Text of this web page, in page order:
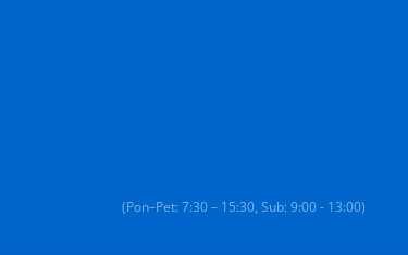
(Pon–Pet: 7:30 – 15:30, Sub: 9:00 - 13:00)